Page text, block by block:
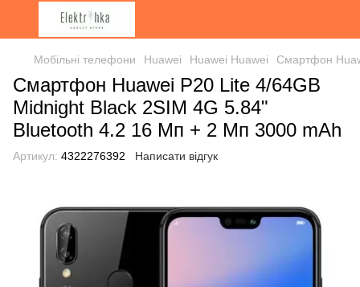
Мобільні телефони Huawei Huawei Huawei Смартфон
Смартфон Huawei P20 Lite 4/64GB
Midnight Black 2SIM 4G 5.84"
Bluetooth 4.2 16 Мп + 2 Мп 3000 mAh
Артикул: 4322276392 Написати відгук